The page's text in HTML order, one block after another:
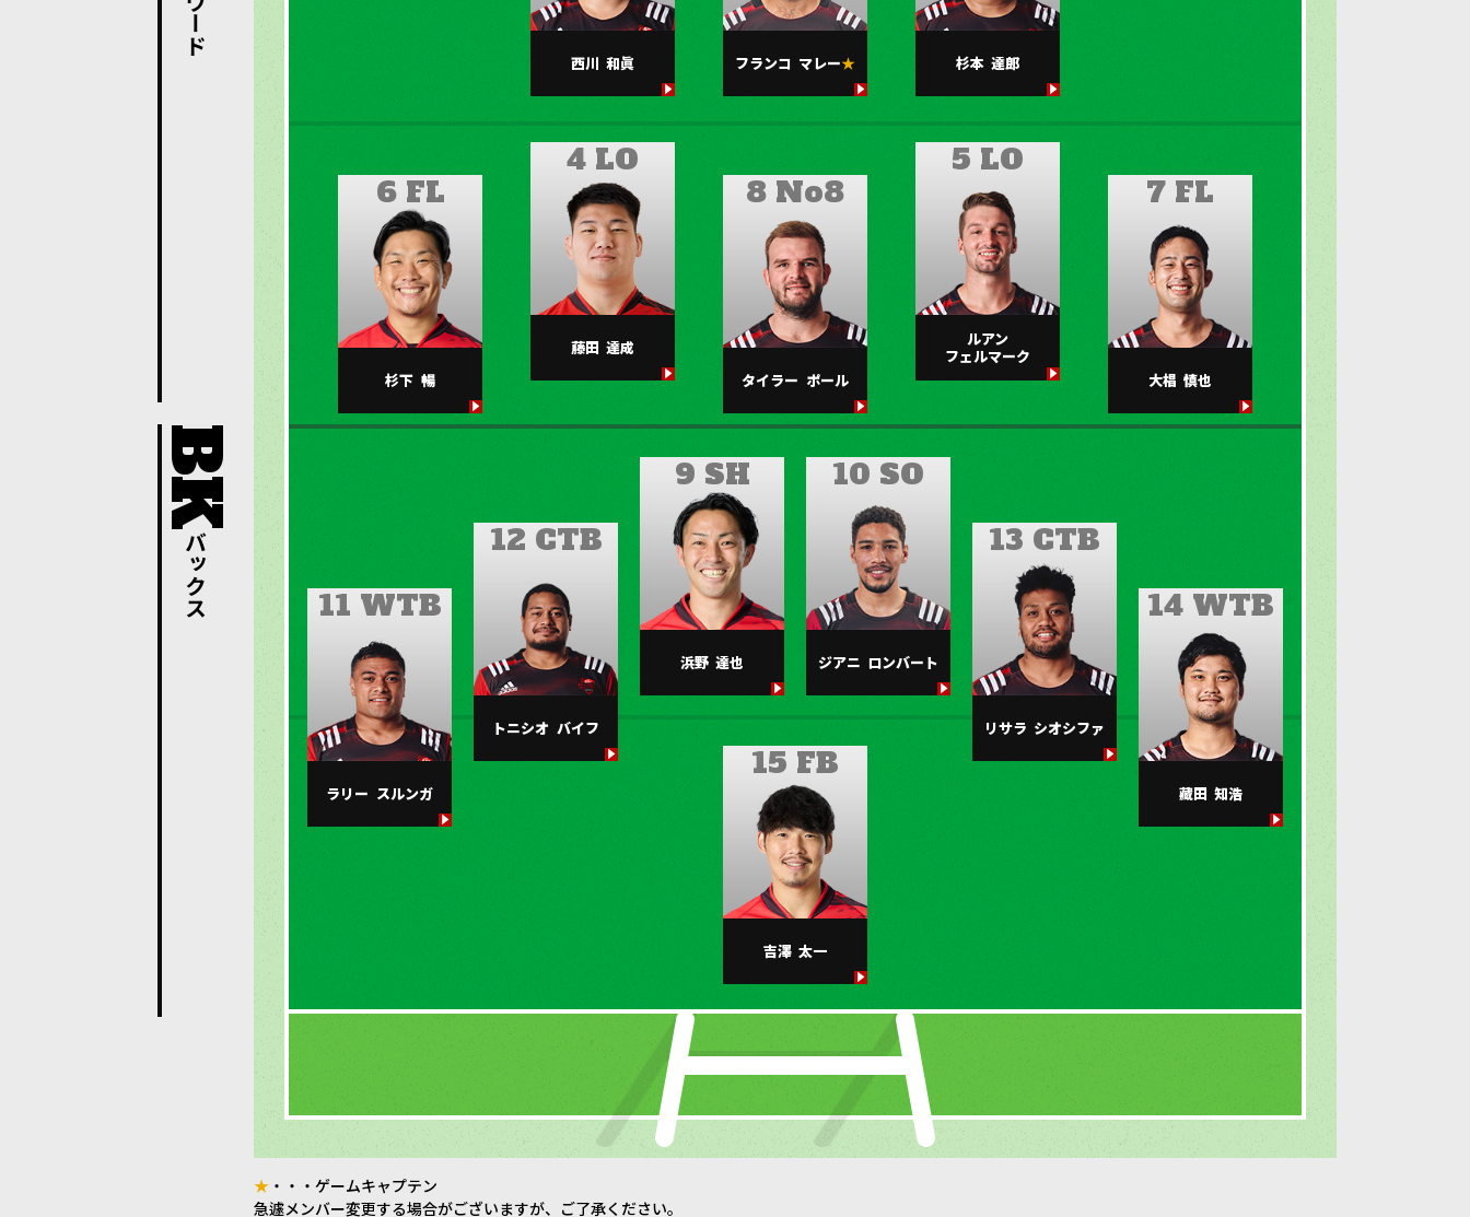
西川 和眞 フランコ マレー 杉本 達郎
4 LO
藤田 達成
5 LO
ルアン
フェルマーク
6 FL
杉下 暢
7 FL
大椙 慎也
8 No8
タイラー ポール
バックス
9 SH
浜野 達也
10 SO
ジアニ ロンバート
11 WTB
ラリー スルンガ
12 CTB
トニシオ バイフ
13 CTB
リサラ シオシファ
14 WTB
藏田 知浩
15 FB
吉澤 太一
★ ・・・ゲームキャプテン
急遽メンバー変更する場合がございますが、ご了承ください。